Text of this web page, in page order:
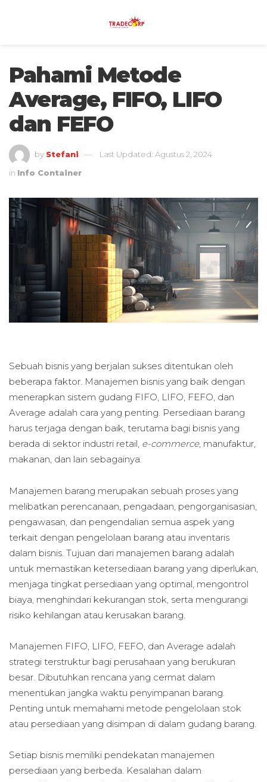
Pahami Metode
Average, FIFO, LIFO
dan FEFO
by Stefani
Last Updated: Agustus 2, 2024
in Info Container
Sebuah bisnis yang berjalan sukses ditentukan oleh
beberapa faktor. Manajemen bisnis yang baik dengan
menerapkan sistem gudang FIFO, LIFO, FEFO, dan
Average adalah cara yang penting. Persediaan barang
harus terjaga dengan baik, terutama bagi bisnis yang
berada di sektor industri retail, e-commerce, manufaktur,
makanan, dan lain sebagainya.
Manajemen barang merupakan sebuah proses yang
melibatkan perencanaan, pengadaan, pengorganisasian,
pengawasan, dan pengendalian semua aspek yang
terkait dengan pengelolaan barang atau inventaris
dalam bisnis. Tujuan dari manajemen barang adalah
untuk memastikan ketersediaan barang yang diperlukan,
menjaga tingkat persediaan yang optimal, mengontrol
biaya, menghindari kekurangan stok, serta mengurangi
risiko kehilangan atau kerusakan barang.
Manajemen FIFO, LIFO, FEFO, dan Average adalah
strategi terstruktur bagi perusahaan yang berukuran
besar. Dibutuhkan rencana yang cermat dalam
menentukan jangka waktu penyimpanan barang.
Penting untuk memahami metode pengelolaan stok
atau persediaan yang disimpan di dalam gudang barang.
Setiap bisnis memiliki pendekatan manajemen
persediaan yang berbeda. Kesalahan dalam